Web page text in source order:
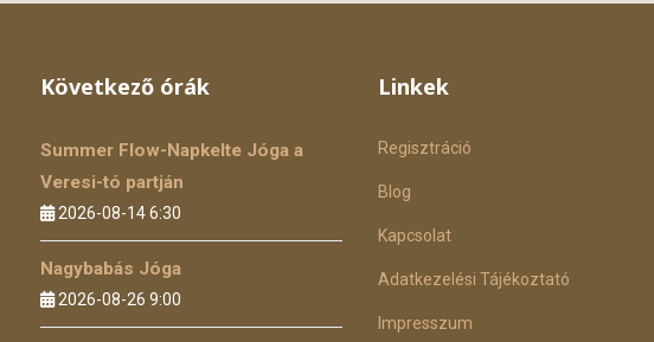
Következő órák
Summer Flow-Napkelte Jóga a
Veresi-tó partján
2026-08-14 6:30
Nagybabás Jóga
2026-08-26 9:00
Linkek
Regisztráció
Blog
Kapcsolat
Adatkezelési Tájékoztató
Impresszum